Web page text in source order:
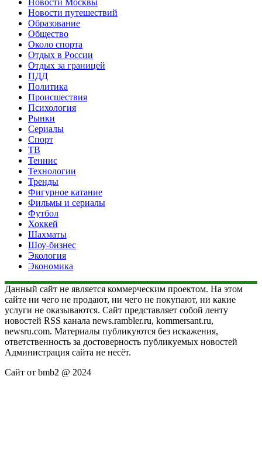
Новости путешествий
Образование
Общество
Около спорта
Отдых в России
Отдых за границей
ПДД
Политика
Происшествия
Психология
Рынки
Сериалы
Спорт
ТВ
Теннис
Технологии
Тренды
Фигурное катание
Фильмы и сериалы
Футбол
Хоккей
Шахматы
Шоу-бизнес
Экология
Экономика
Данный сайт не является коммерческим проектом. На этом
сайте ни чего не продают, ни чего не покупают, ни какие
услуги не оказываются. Сайт представляет собой ленту
новостей RSS канала news.rambler.ru, kommersant.ru,
newsru.com. Материалы публикуются без искажения,
ответственность за достоверность публикуемых новостей
Администрация сайта не несёт.
Сайт от bmb2 @ 2024